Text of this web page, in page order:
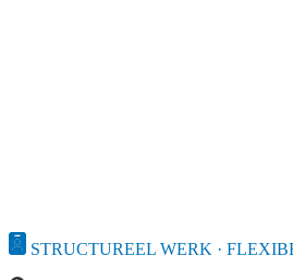
STRUCTUREEL WERK ·